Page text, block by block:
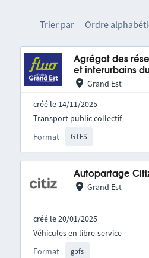
Trier par Ordre
Agrégat des
et interurbains
Grand Est
créé le 14/11/2025
Format GTFS
Transport public collectif
Autopartage
Grand Est
créé le 20/01/2025
Format gbfs
Véhicules en libre-service